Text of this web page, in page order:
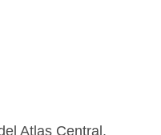
Atlas Central.